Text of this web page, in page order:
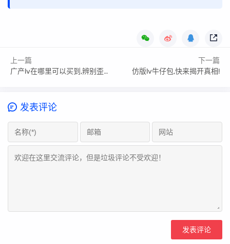
上一篇
广产lv在哪里可以买到,辨别歪货步骤
下一篇
仿版lv牛仔包,快来揭开真相!
发表评论